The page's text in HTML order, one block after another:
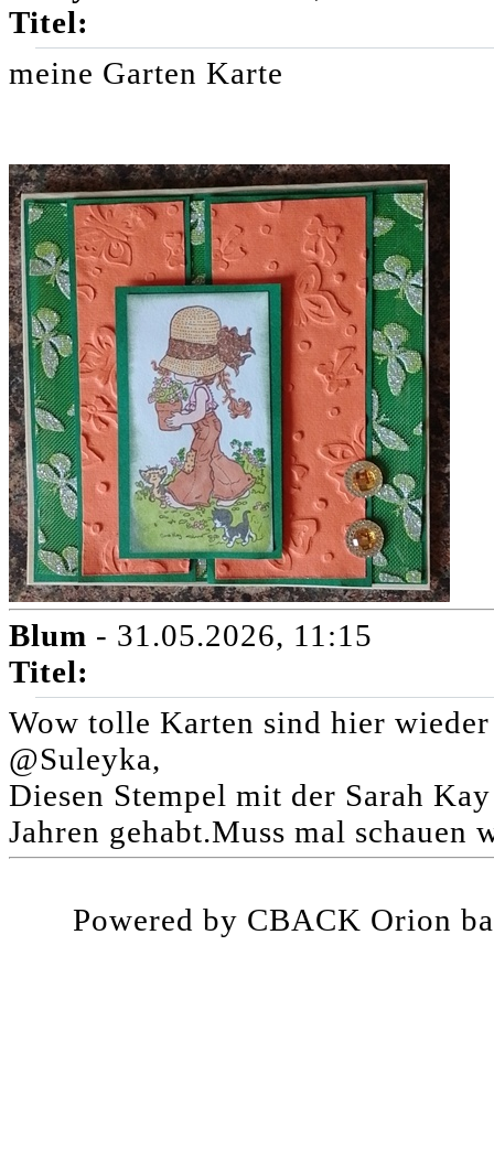
Titel:
meine Garten Karte
Blum - 31.05.2026, 11:15
Titel:
Wow tolle Karten sind hier wieder
@Suleyka,
Diesen Stempel mit der Sarah
Jahren gehabt.Muss mal schauen
Powered by CBACK Orion